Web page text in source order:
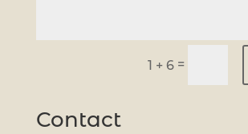
1 + 6 =
Contact